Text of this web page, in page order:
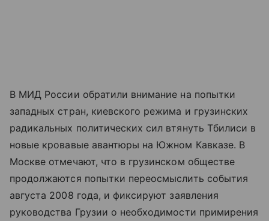
В МИД России обратили внимание на попытки
западных стран, киевского режима и грузинских
радикальных политических сил втянуть Тбилиси в
новые кровавые авантюры на Южном Кавказе. В
Москве отмечают, что в грузинском обществе
продолжаются попытки переосмыслить события
августа 2008 года, и фиксируют заявления
руководства Грузии о необходимости примирения